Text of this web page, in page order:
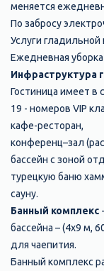
меняется
По забросу
Услуги гладильной
Ежедневная
Инфраструктура
Гостиница имеет в
19 - номеров VIP
кафе-ресторан,
конференц–зал
бассейн с зоной
турецкую баню
сауну.
Банный комплекс
бассейна – (4х9 м,
для чаепития.
Банный комплекс